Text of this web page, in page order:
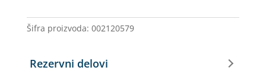
140AR20
količina
Šifra proizvoda: 002120579
Rezervni delovi